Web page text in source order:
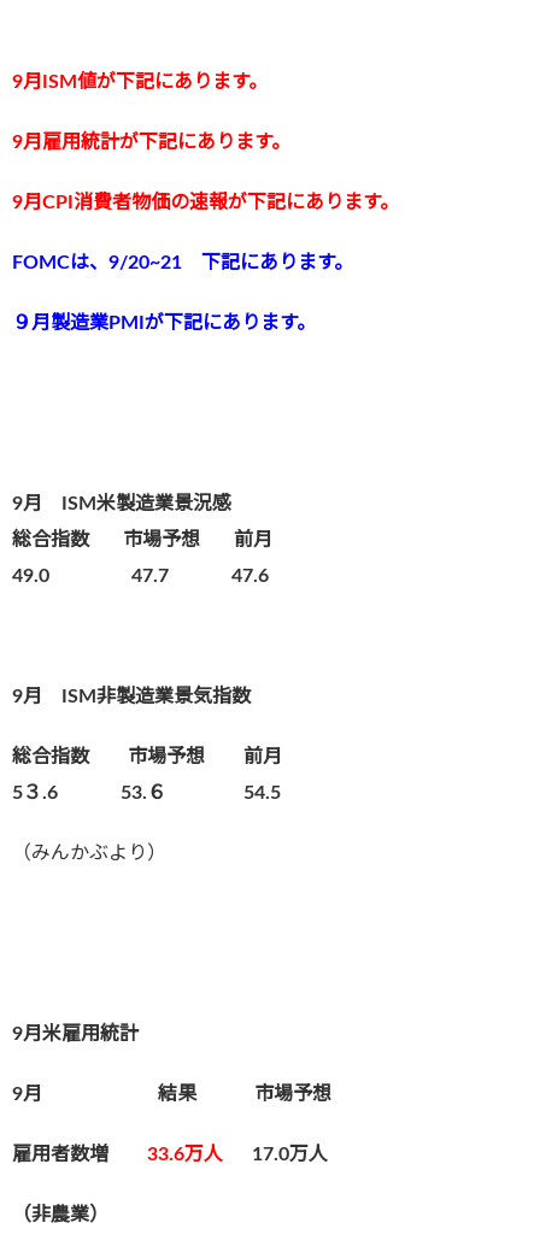
9月ISM値が下記にあります。
9月雇用統計が下記にあります。
9月CPI消費者物価の速報が下記にあります。
FOMCは、9/20~21 下記にあります。
９月製造業PMIが下記にあります。
9月 ISM米製造業景況感
総合指数 市場予想 前月
49.0 47.7 47.6
9月 ISM非製造業景気指数
総合指数 市場予想 前月
5３.6 53.６ 54.5
（みんかぶより）
9月米雇用統計
9月 結果 市場予想
雇用者数増 33.6万人 17.0万人
（非農業）